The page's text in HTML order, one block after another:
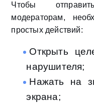
Чтобы
модераторам,
простых действий:
Открыть
нарушителя;
Нажать на
экрана;